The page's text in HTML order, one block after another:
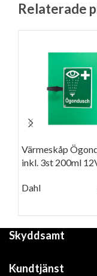
Relaterade
Värmeskåp
inkl. 3st 200ml
Dahl
Skyddsamt
Kundtjänst